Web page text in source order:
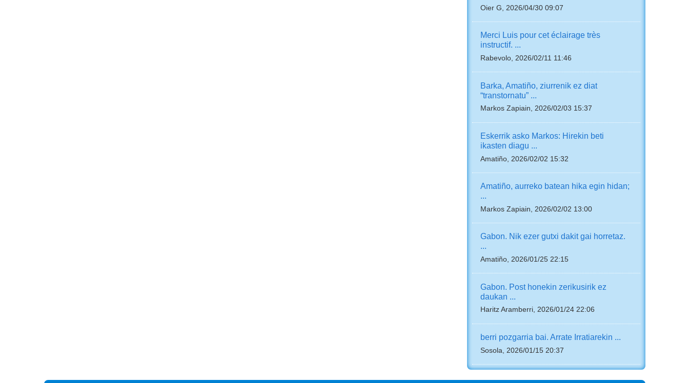
Oier G, 2026/04/30 09:07
Merci Luis pour cet éclairage très
instructif. ...
Rabevolo, 2026/02/11 11:46
Barka, Amatiño, ziurrenik ez diat
“transtornatu” ...
Markos Zapiain, 2026/02/03 15:37
Eskerrik asko Markos: Hirekin beti
ikasten diagu ...
Amatiño, 2026/02/02 15:32
Amatiño, aurreko batean hika egin hidan;
...
Markos Zapiain, 2026/02/02 13:00
Gabon. Nik ezer gutxi dakit gai horretaz.
...
Amatiño, 2026/01/25 22:15
Gabon. Post honekin zerikusirik ez
daukan ...
Haritz Aramberri, 2026/01/24 22:06
berri pozgarria bai. Arrate Irratiarekin ...
Sosola, 2026/01/15 20:37